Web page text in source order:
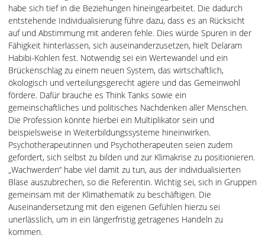
habe sich tief in die Beziehungen hineingearbeitet. Die dadurch
entstehende Individualisierung führe dazu, dass es an Rücksicht
auf und Abstimmung mit anderen fehle. Dies würde Spuren in der
Fähigkeit hinterlassen, sich auseinanderzusetzen, hielt Delaram
Habibi-Kohlen fest. Notwendig sei ein Wertewandel und ein
Brückenschlag zu einem neuen System, das wirtschaftlich,
ökologisch und verteilungsgerecht agiere und das Gemeinwohl
fördere. Dafür brauche es Think Tanks sowie ein
gemeinschaftliches und politisches Nachdenken aller Menschen.
Die Profession könnte hierbei ein Multiplikator sein und
beispielsweise in Weiterbildungssysteme hineinwirken.
Psychotherapeutinnen und Psychotherapeuten seien zudem
gefordert, sich selbst zu bilden und zur Klimakrise zu positionieren.
„Wachwerden“ habe viel damit zu tun, aus der individualisierten
Blase auszubrechen, so die Referentin. Wichtig sei, sich in Gruppen
gemeinsam mit der Klimathematik zu beschäftigen. Die
Auseinandersetzung mit den eigenen Gefühlen hierzu sei
unerlässlich, um in ein längerfristig getragenes Handeln zu
kommen.